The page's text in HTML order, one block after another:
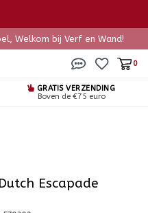
Welkom bij Verf en Wand!
0
GRATIS VERZENDING
Boven de €75 euro
Escapade